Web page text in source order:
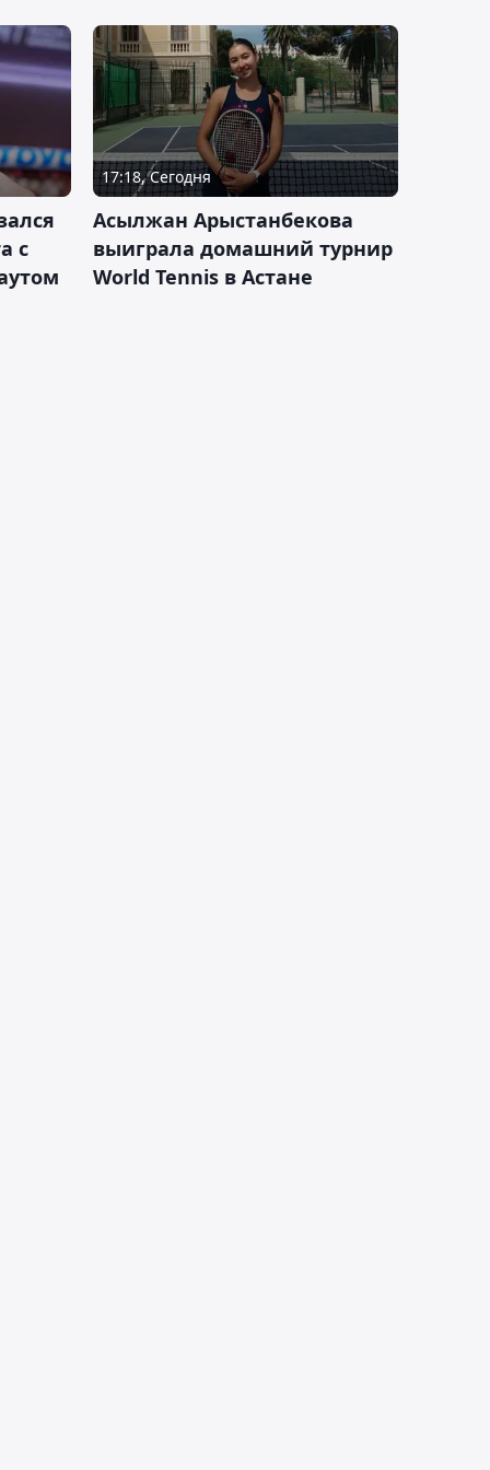
с
17:18, Сегодня
Асылжан Арыстанбекова
выиграла домашний турнир
World Tennis в Астане